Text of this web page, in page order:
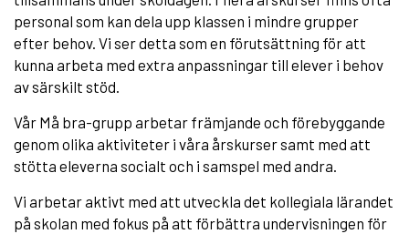
personal som kan dela upp klassen i mindre grupper
efter behov. Vi ser detta som en förutsättning för att
kunna arbeta med extra anpassningar till elever i behov
av särskilt stöd.
Vår Må bra-grupp arbetar främjande och förebyggande
genom olika aktiviteter i våra årskurser samt med att
stötta eleverna socialt och i samspel med andra.
Vi arbetar aktivt med att utveckla det kollegiala lärandet
på skolan med fokus på att förbättra undervisningen för